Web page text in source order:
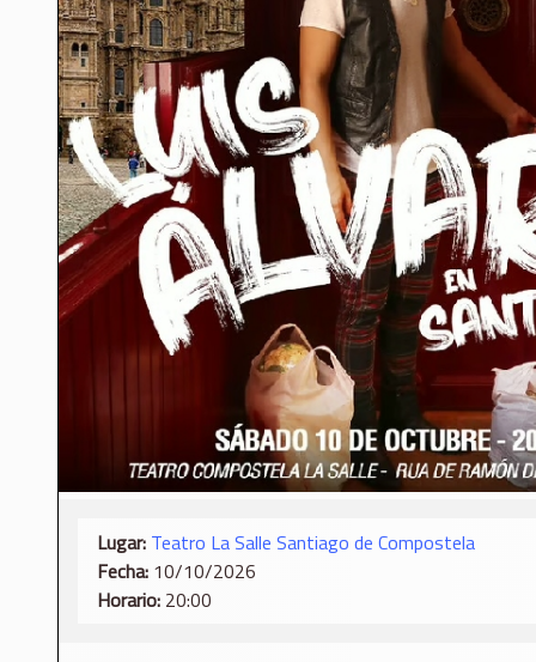
Lugar: ​Teatro La Salle Santiago de Compostela
Fecha: 10/10/2026
Horario: 20:00